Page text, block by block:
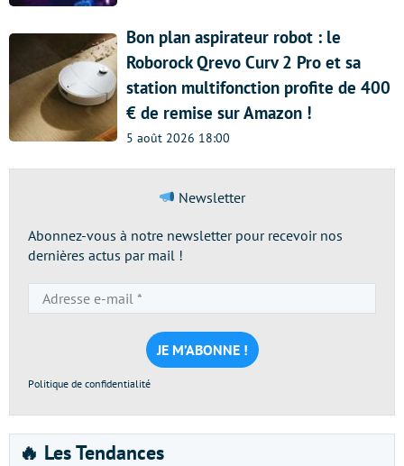
Bon plan aspirateur robot : le
Roborock Qrevo Curv 2 Pro et sa
station multifonction profite de 400
€ de remise sur Amazon !
5 août 2026 18:00
Newsletter
Abonnez-vous à notre newsletter pour recevoir nos
dernières actus par mail !
e-
mail
*
Politique de confidentialité
🔥 Les Tendances